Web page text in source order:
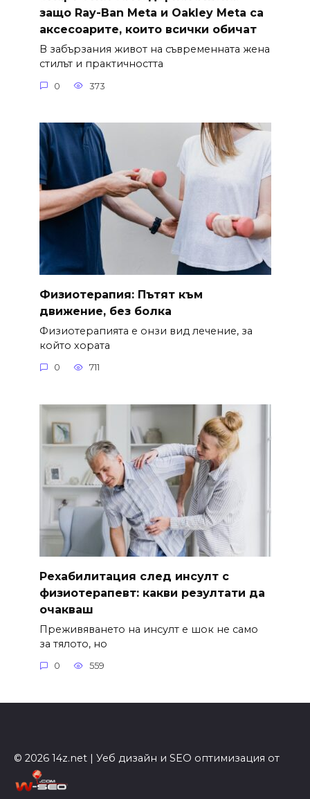
защо Ray-Ban Meta и Oakley Meta са
аксесоарите, които всички обичат
В забързания живот на съвременната жена
стилът и практичността
0 373
Физиотерапия: Пътят към
движение, без болка
Физиотерапията е онзи вид лечение, за
който хората
0 711
Рехабилитация след инсулт с
физиотерапевт: какви резултати да
очакваш
Преживяването на инсулт е шок не само
за тялото, но
0 559
© 2026 14z.net | Уеб дизайн и SEO оптимизация от